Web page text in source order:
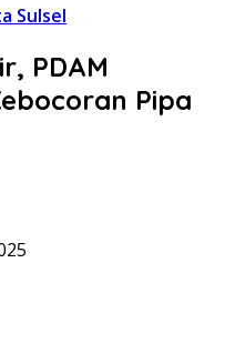
Sulsel
PDAM
Pipa